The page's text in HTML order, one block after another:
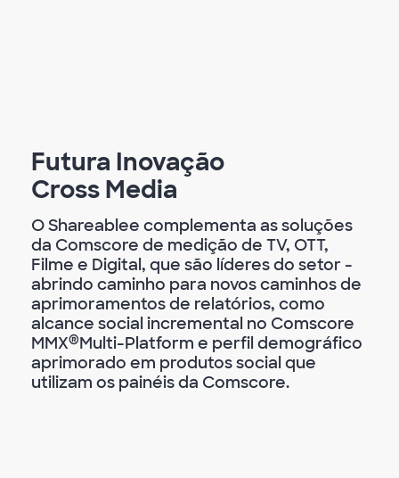
Futura Inovação
Cross Media
O Shareablee complementa as soluções
da Comscore de medição de TV, OTT,
Filme e Digital, que são líderes do setor -
abrindo caminho para novos caminhos de
aprimoramentos de relatórios, como
alcance social incremental no Comscore
MMX®Multi-Platform e perfil demográfico
aprimorado em produtos social que
utilizam os painéis da Comscore.